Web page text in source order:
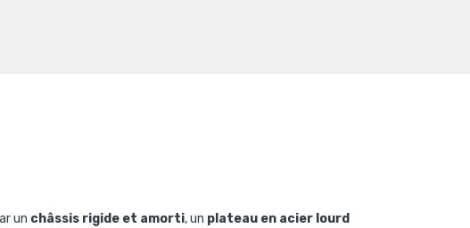
un châssis rigide et amorti, un plateau en acier lourd